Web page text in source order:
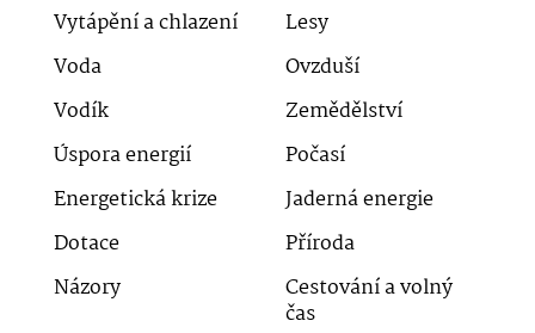
Vytápění a chlazení
Lesy
Voda
Ovzduší
Vodík
Zemědělství
Úspora energií
Počasí
Energetická krize
Jaderná energie
Dotace
Příroda
Názory
Cestování a volný
čas